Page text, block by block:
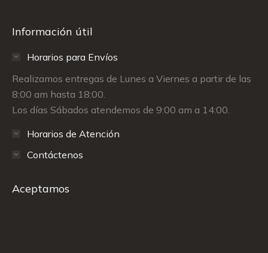
Información útil
Horarios para Envíos
Realizamos entregas de Lunes a Viernes a partir de las
8:00 am hasta 18:00.
Los días Sábados atendemos de 9:00 am a 14:00.
Horarios de Atención
Contáctenos
Aceptamos